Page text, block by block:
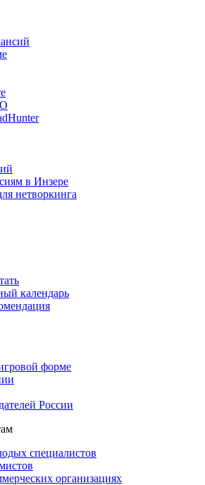
в Инзере
нетворкинга
календарь
форме
России
специалистов
организациях